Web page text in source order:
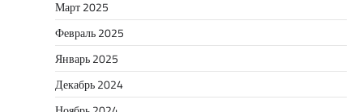
Март 2025
Февраль 2025
Январь 2025
Декабрь 2024